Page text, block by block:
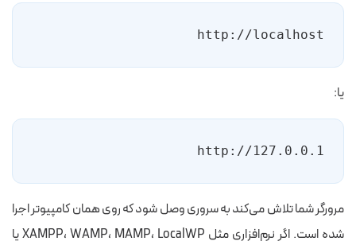
http://localhost
یا:
http://127.0.0.1
مرورگر شما تلاش می‌کند به سروری وصل شود که روی همان کامپیوتر اجرا
شده است. اگر نرم‌افزاری مثل XAMPP، WAMP، MAMP، LocalWP یا